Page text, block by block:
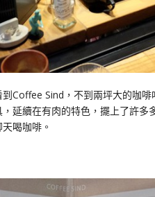
Coffee Sind，不到兩坪大的咖
延續在有肉的特色，擺上了許多
喝咖啡。